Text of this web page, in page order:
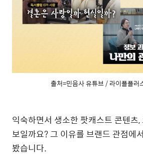
출처=민음사 유튜브 / 라이플플러
익숙하면서 생소한 팟캐스트 콘텐츠
보일까요? 그 이유를 브랜드 관점에
봤습니다.